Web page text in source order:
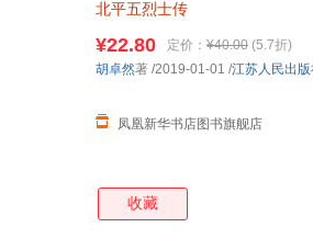
北平五烈士传
¥22.80 定价： ¥40.00 (5.7折)
凤凰新华书店图书旗舰店
胡卓然著 /2019-01-01 /江苏人民出
收藏